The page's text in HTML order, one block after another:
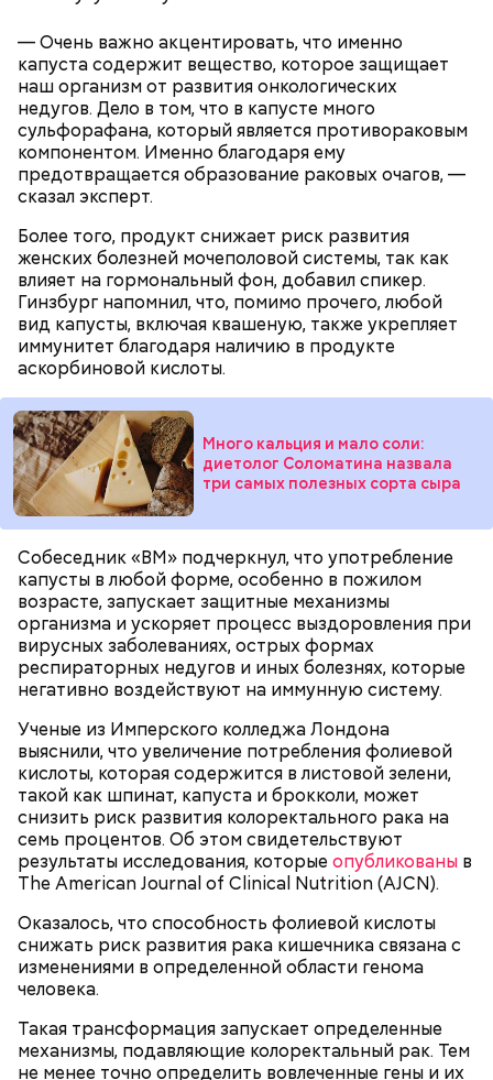
— Очень важно акцентировать, что именно
капуста содержит вещество, которое защищает
наш организм от развития онкологических
недугов. Дело в том, что в капусте много
сульфорафана, который является противораковым
компонентом. Именно благодаря ему
предотвращается образование раковых очагов, —
сказал эксперт.
Более того, продукт снижает риск развития
женских болезней мочеполовой системы, так как
влияет на гормональный фон, добавил спикер.
Гинзбург напомнил, что, помимо прочего, любой
вид капусты, включая квашеную, также укрепляет
иммунитет благодаря наличию в продукте
аскорбиновой кислоты.
Много кальция и мало соли:
диетолог Соломатина назвала
три самых полезных сорта сыра
Собеседник «ВМ» подчеркнул, что употребление
капусты в любой форме, особенно в пожилом
возрасте, запускает защитные механизмы
организма и ускоряет процесс выздоровления при
вирусных заболеваниях, острых формах
респираторных недугов и иных болезнях, которые
негативно воздействуют на иммунную систему.
Ученые из Имперского колледжа Лондона
выяснили, что увеличение потребления фолиевой
кислоты, которая содержится в листовой зелени,
такой как шпинат, капуста и брокколи, может
снизить риск развития колоректального рака на
семь процентов. Об этом свидетельствуют
результаты исследования, которые опубликованы в
The American Journal of Clinical Nutrition (AJCN).
Оказалось, что способность фолиевой кислоты
снижать риск развития рака кишечника связана с
изменениями в определенной области генома
человека.
Такая трансформация запускает определенные
механизмы, подавляющие колоректальный рак. Тем
не менее точно определить вовлеченные гены и их
Однако диетолог предупредила: не для всех дыня
может быть полезна. В первую очередь ее стоит
есть с осторожностью людям:
с сахарным диабетом;
лишним весом.
сахарным диабетом и лишним весом, —
подчеркнула доктор.
— Наиболее распространенные борщ, щи, котлеты,
салаты, лаваш с творогом и сыром, пироги, омлет,
Вовсю идет и сезон черешни. «Вечерняя Москва»
узнала у врача — эндокринолога-диетолога
Натальи Лазуренко,как правильно есть эту ягоду
пользой для здоровья.